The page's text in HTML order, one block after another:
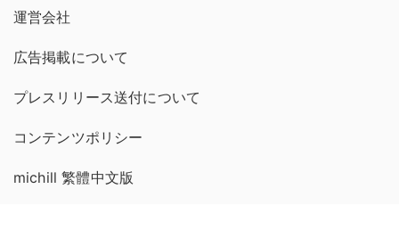
運営会社
広告掲載について
プレスリリース送付について
コンテンツポリシー
michill 繁體中文版